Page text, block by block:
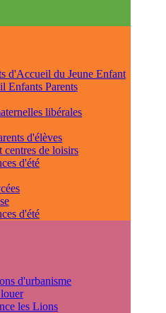
d'Accueil du Jeune Enfant
Enfants Parents
libérales
d'élèves
centres de loisirs
d'été
d'été
d'urbanisme
les Lions